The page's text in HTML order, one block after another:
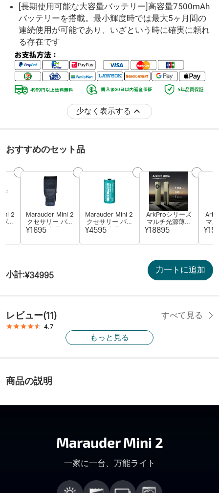
[長期使用可能な大容量バッテリー]高容量7500mAh
バッテリーを搭載。最小輝度時では最大5ヶ月間の
連続使用が可能であり、いざという時に確実に頼れ
る存在です
少なく表示する
おすすめのセット品
2 ア
ッ
Marauder Mini 2 ア
クセサリー バッ
テリー 充電ケー
¥1695
Marauder Mini 2 ア
クセサリー バッ
テリー 充電ケー
¥4595
ArkProシリーズ
マルチ光源薄型
フラッシュライ
¥18895
マ
フ
小計:¥34995
力一トに追加
レビュー(11) すべて見る
4.7
もっと見る
商品の説明
Marauder Mini 2
一家に一台、万能ライト